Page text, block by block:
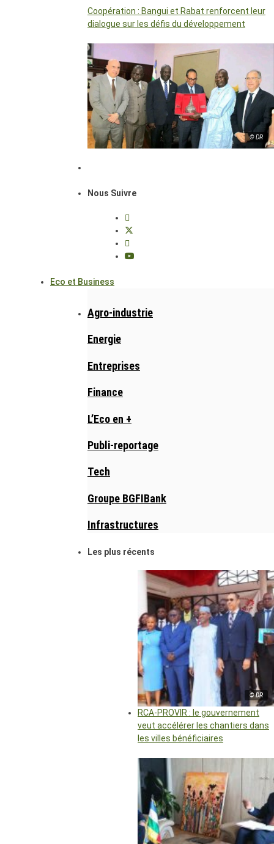
Coopération : Bangui et Rabat renforcent leur
dialogue sur les défis du développement
© DR
Nous Suivre
Eco et Business
Agro-industrie
Energie
Entreprises
Finance
L’Eco en +
Publi-reportage
Tech
Groupe BGFIBank
Infrastructures
Les plus récents
© DR
RCA-PROVIR : le gouvernement
veut accélérer les chantiers dans
les villes bénéficiaires